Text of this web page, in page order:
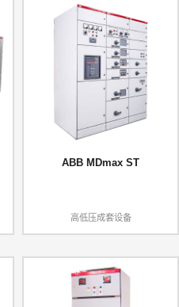
ABB MDmax ST
高低压成套设备